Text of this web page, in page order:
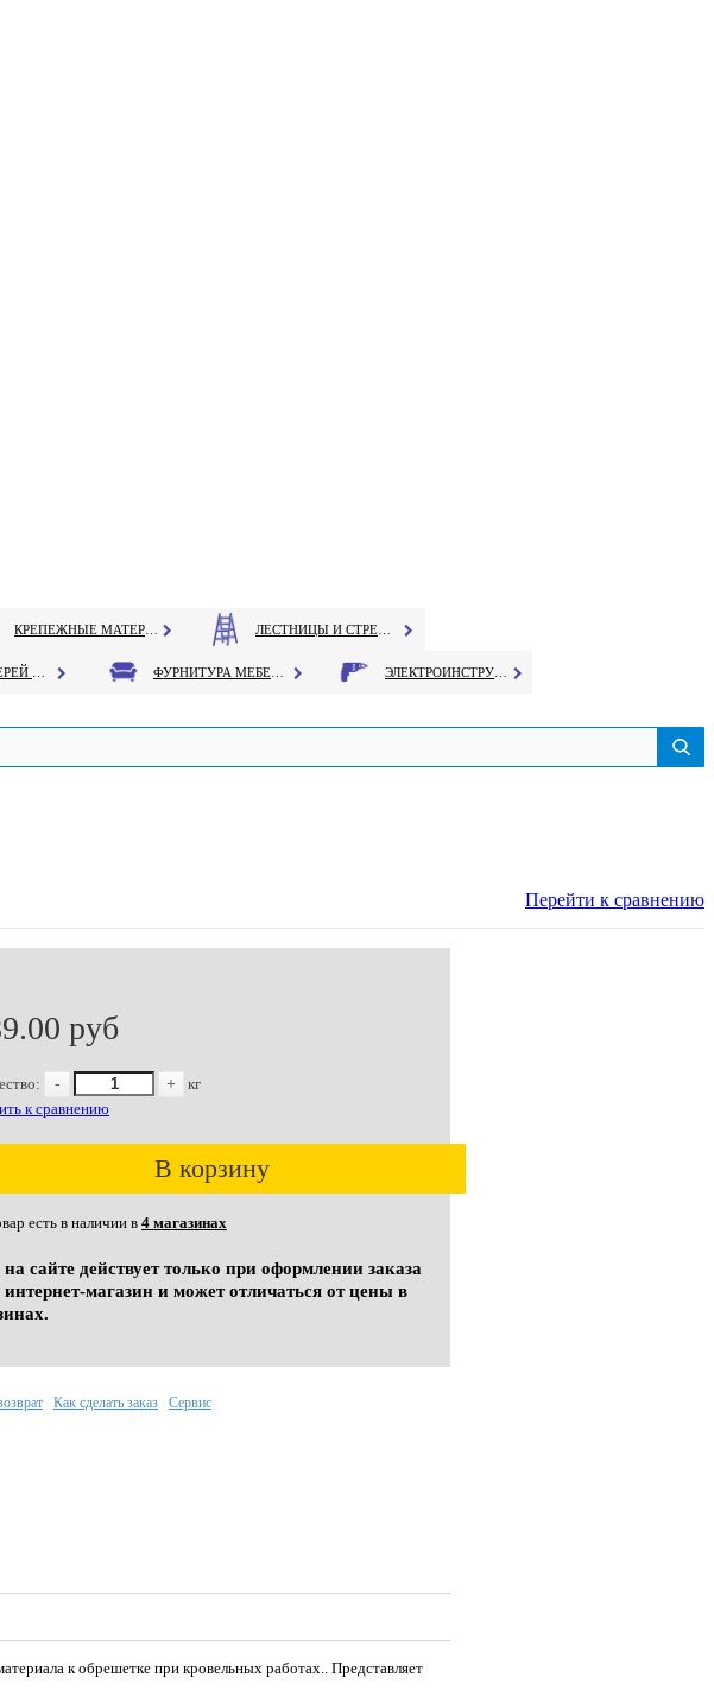
Перейти к сравнению
руб
- +
кг
к сравнению
В корзину
есть в наличии в4 магазинах
сайте действует только при оформлении заказа
интернет-магазин и может отличаться от цены в
к обрешетке при кровельных работах.. Представляет
Как сделать заказ Сервис